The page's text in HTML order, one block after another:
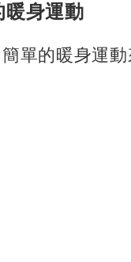
暖身運動
單的暖身運